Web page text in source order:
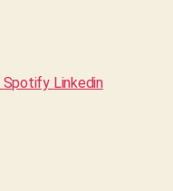
Spotify Linkedin